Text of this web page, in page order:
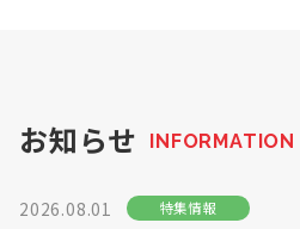
お知らせ
Olympicグループについて
お知らせ INFORMATION
2026.08.01 特集情報